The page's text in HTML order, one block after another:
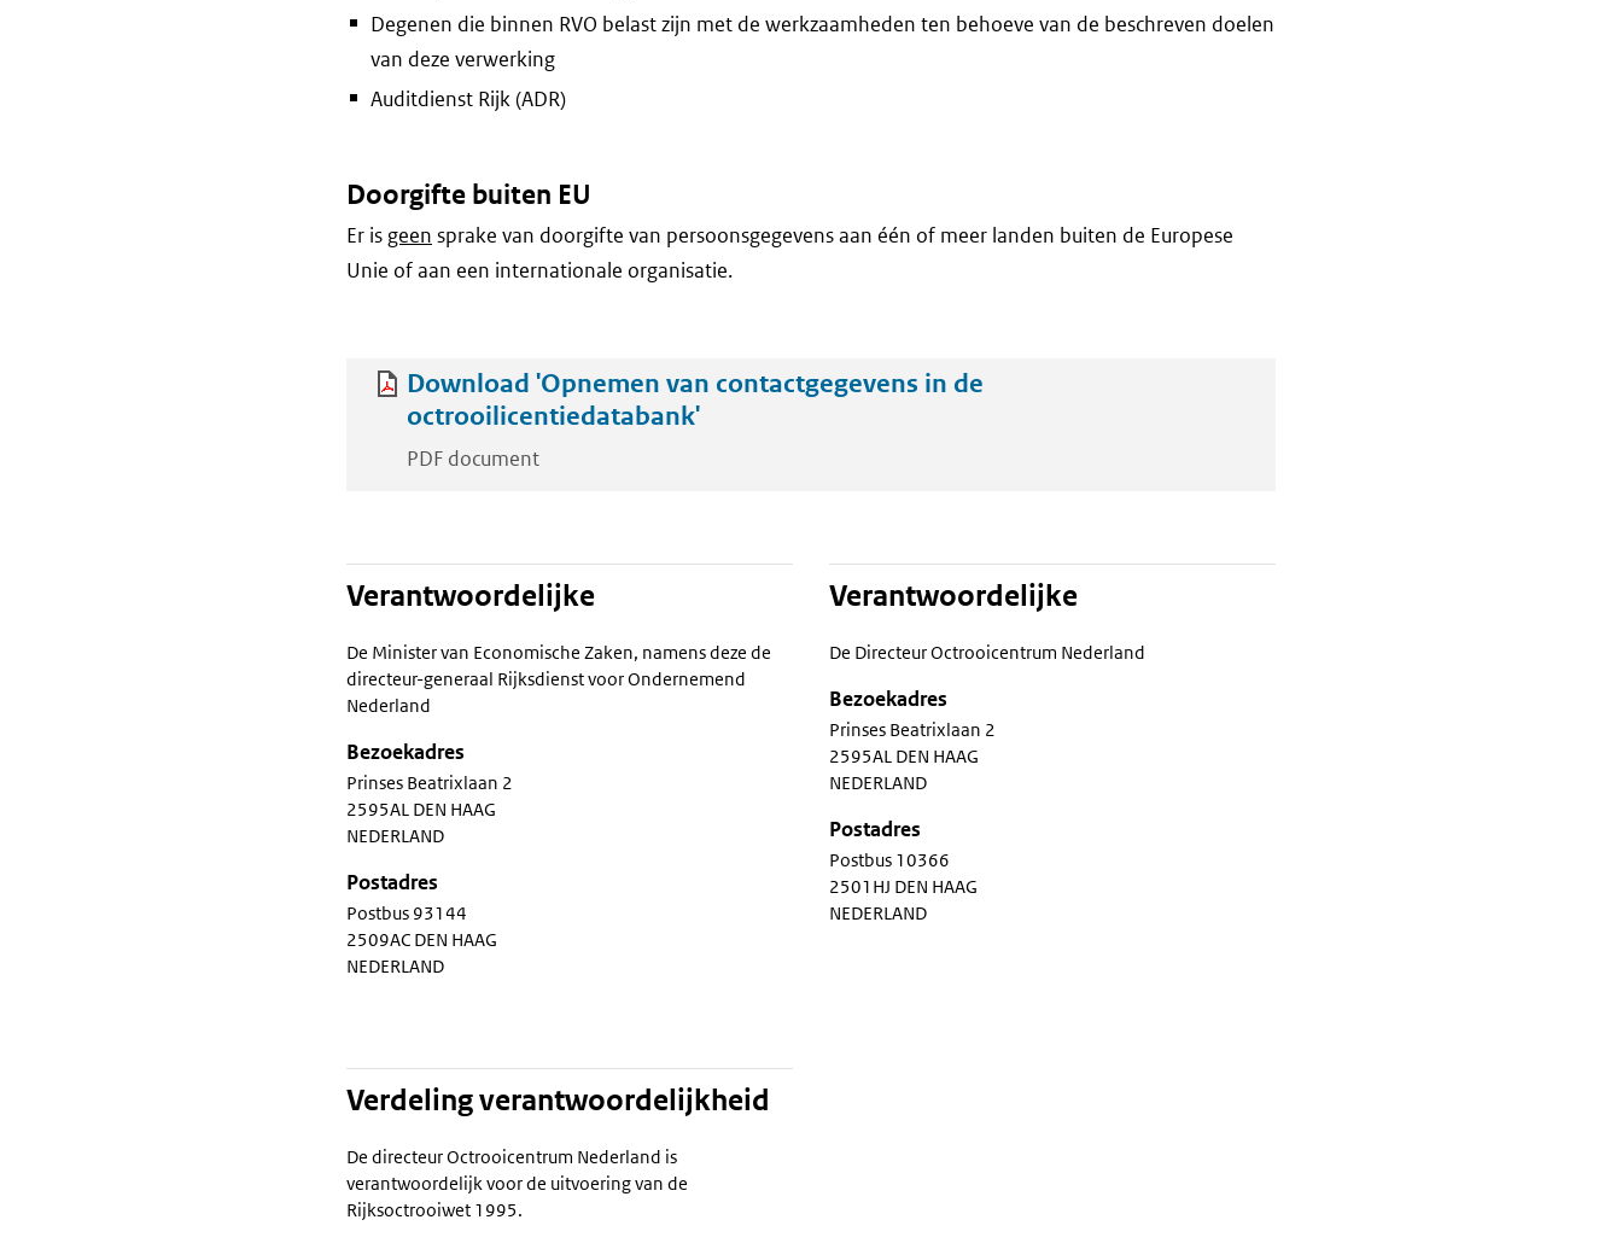
Degenen die binnen RVO belast zijn met de werkzaamheden ten behoeve van de beschreven doelen
van deze verwerking
Auditdienst Rijk (ADR)
Doorgifte buiten EU
Er is geen sprake van doorgifte van persoonsgegevens aan één of meer landen buiten de Europese
Unie of aan een internationale organisatie.
Download 'Opnemen van contactgegevens in de
octrooilicentiedatabank'
PDF document
Verantwoordelijke
De Minister van Economische Zaken, namens deze de
directeur-generaal Rijksdienst voor Ondernemend
Nederland
Bezoekadres
Prinses Beatrixlaan 2
2595AL DEN HAAG
NEDERLAND
Postadres
Postbus 93144
2509AC DEN HAAG
NEDERLAND
Verantwoordelijke
De Directeur Octrooicentrum Nederland
Bezoekadres
Prinses Beatrixlaan 2
2595AL DEN HAAG
NEDERLAND
Postadres
Postbus 10366
2501HJ DEN HAAG
NEDERLAND
Verdeling verantwoordelijkheid
De directeur Octrooicentrum Nederland is
verantwoordelijk voor de uitvoering van de
Rijksoctrooiwet 1995.